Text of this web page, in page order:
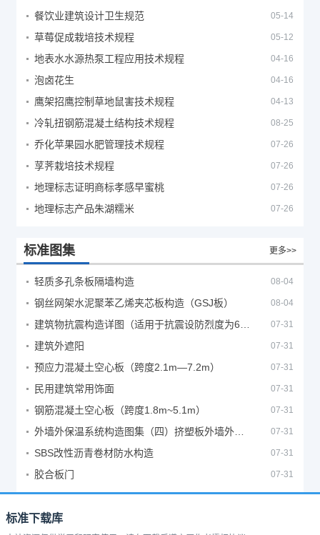
餐饮业建筑设计卫生规范 05-14
草莓促成栽培技术规程 05-12
地表水水源热泵工程应用技术规程 04-16
泡卤花生 04-16
鹰架招鹰控制草地鼠害技术规程 04-13
冷轧扭钢筋混凝土结构技术规程 08-25
乔化苹果园水肥管理技术规程 07-26
莩荠栽培技术规程 07-26
地理标志证明商标孝感早蜜桃 07-26
地理标志产品朱湖糯米 07-26
标准图集 更多>>
轻质多孔条板隔墙构造 08-04
钢丝网架水泥聚苯乙烯夹芯板构造（GSJ板） 08-04
07-31
建筑外遮阳 07-31
预应力混凝土空心板（跨度2.1m—7.2m） 07-31
民用建筑常用饰面 07-31
钢筋混凝土空心板（跨度1.8m~5.1m） 07-31
07-31
SBS改性沥青卷材防水构造 07-31
胶合板门 07-31
标准下载库